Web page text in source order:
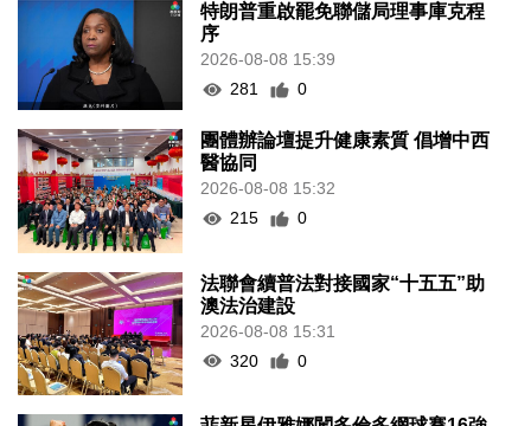
特朗普重啟罷免聯儲局理事庫克程
序
2026-08-08 15:39
281
0
團體辦論壇提升健康素質 倡增中西
醫協同
2026-08-08 15:32
215
0
法聯會續普法對接國家“十五五”助
澳法治建設
2026-08-08 15:31
320
0